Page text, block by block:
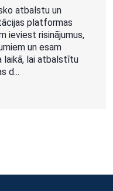
atbalstu un
platformas
ieviest risinājumus,
un esam
laikā, lai atbalstītu
d...